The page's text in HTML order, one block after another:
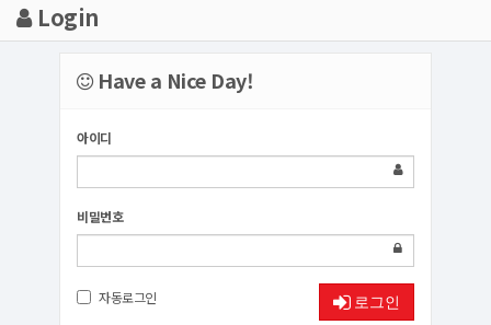
Login
Have a Nice Day!
아이디
비밀번호
자동로그인 로그인